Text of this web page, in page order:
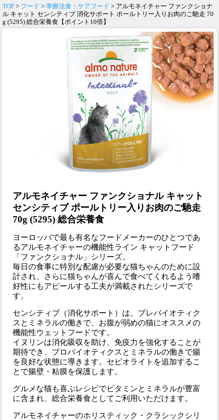
TOP > フード > 準療法食・ケアフード > アルモネイチャー ファンクショナ
ル キャット センシティブ 消化サポート ポールトリー入りお肉のご馳走 70
g (5295) 総合栄養食【ポイント10倍】
アルモネイチャー ファンクショナル キャット
センシティブ ポールトリー入りお肉のご馳走
70g (5295) 総合栄養食
ヨーロッパで最も有名なフードメーカーのひとつであ
るアルモネイチャーの機能性ライン キャットフード
「ファンクショナル」シリーズ。
毎日の食事に特別な配慮が必要な猫ちゃんのために設
計され、さらに猫ちゃんが喜んで食べてくれるよう嗜
好性にもアピールする工夫が満載されたシリーズで
す。
センシティブ（消化サポート）は、プレバイオティク
スとミネラルの働きで、お腹が弱めの猫にオススメの
機能性ウェットフードです。
イヌリンは消化吸収を助け、免疫力を強化することが
期待でき、プロバイオティクスとミネラルの働きで腸
を良好な状態に導きます。セピオライトを追加するこ
とで腸壁・粘膜を保護します。
グルメな猫も喜ぶレシピでビタミンとミネラルが豊富
に含まれ、総合栄養食としてご利用いただけます。
アルモネイチャーのホリスティック・クラシックシリ